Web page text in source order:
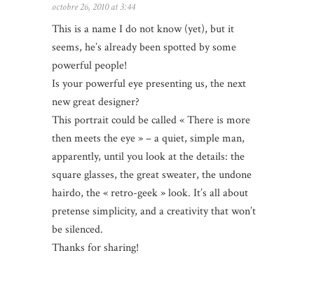
octobre 26, 2010 at 3:44
This is a name I do not know (yet), but it
seems, he’s already been spotted by some
powerful people!
Is your powerful eye presenting us, the next
new great designer?
This portrait could be called « There is more
then meets the eye » – a quiet, simple man,
apparently, until you look at the details: the
square glasses, the great sweater, the undone
hairdo, the « retro-geek » look. It’s all about
pretense simplicity, and a creativity that won’t
be silenced.
Thanks for sharing!